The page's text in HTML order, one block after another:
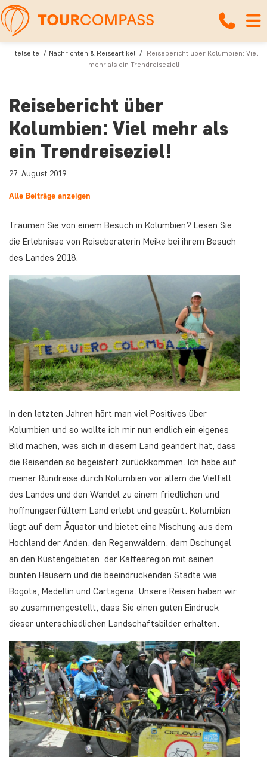
Titelseite Nachrichten & Reiseartikel
Reisebericht über Kolumbien: Viel
mehr als ein Trendreiseziel!
Reisebericht über
Kolumbien: Viel mehr als
ein Trendreiseziel!
27. August 2019
Alle Beiträge anzeigen
Träumen Sie von einem Besuch in Kolumbien? Lesen Sie
die Erlebnisse von Reiseberaterin Meike bei ihrem Besuch
des Landes 2018.
In den letzten Jahren hört man viel Positives über
Kolumbien und so wollte ich mir nun endlich ein eigenes
Bild machen, was sich in diesem Land geändert hat, dass
die Reisenden so begeistert zurückkommen. Ich habe auf
meiner Rundreise durch Kolumbien vor allem die Vielfalt
des Landes und den Wandel zu einem friedlichen und
hoffnungserfülltem Land erlebt und gespürt. Kolumbien
liegt auf dem Äquator und bietet eine Mischung aus dem
Hochland der Anden, den Regenwäldern, dem Dschungel
an den Küstengebieten, der Kaffeeregion mit seinen
bunten Häusern und die beeindruckenden Städte wie
Bogota, Medellin und Cartagena. Unsere Reisen haben wir
so zusammengestellt, dass Sie einen guten Eindruck
dieser unterschiedlichen Landschaftsbilder erhalten.